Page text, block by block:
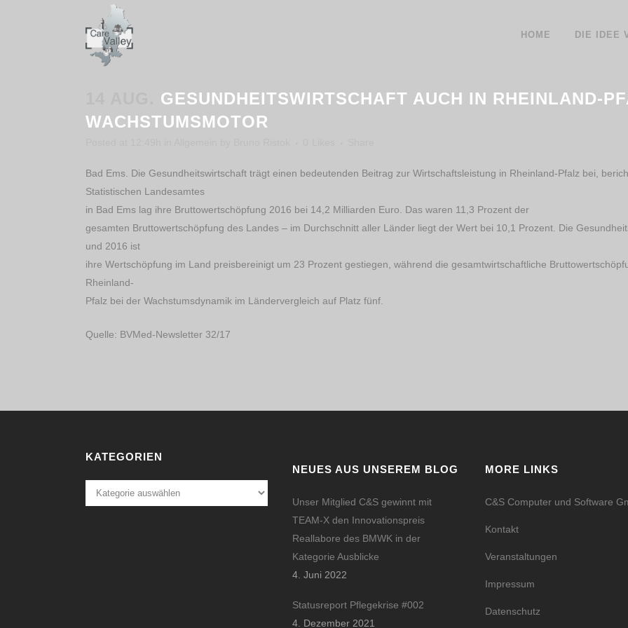
HOME DIE IDEE
GESUNDHEITSWIRTSCHAFT AUCH IN RHEINLAND-
WACHSTUMSMOTOR
Bad Ems. Die Gesundheitswirtschaft trägt einen bedeutenden Beitrag zur Wirtschaftsleistung in Rheinland-Pfalz bei,
Statistischen Landesamtes
in Bad Ems lag ihre Bruttowertschöpfung 2016 bei 14,2 Milliarden Euro. Das waren 11,3 Prozent der
gesamten Bruttowertschöpfung des Landes – im Durchschnitt aller Länder liegt der Wert bei 10,1 Prozent. Die
und 2016 ist
ihre Wertschöpfung im Land preisbereinigt um 23 Prozent gestiegen, während die gesamtwirtschaftliche
Rheinland-
Pfalz bei der Wachstumsdynamik im Ländervergleich auf Platz fünf.
Quelle: BVMed-Newsletter 32/17
KATEGORIEN
Kategorien
NEUES AUS UNSEREM BLOG
Unser Mitglied C&S gewinnt mit
TEAM-X den Innovationspreis
Reallabore des BMWK in der
Kategorie Ausblicke
4. Juni 2022
Statusreport Pflegekrise #002
4. Dezember 2021
MORE LINKS
C&S Computer und Software
Kontakt
Veranstaltungen
Impressum
Datenschutz